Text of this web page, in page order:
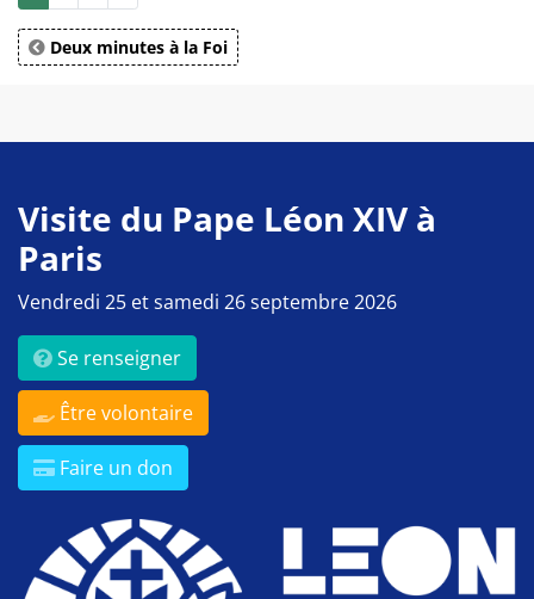
Deux minutes à la Foi
Visite du Pape Léon XIV à
Paris
Vendredi 25 et samedi 26 septembre 2026
Se renseigner
Être volontaire
Faire un don